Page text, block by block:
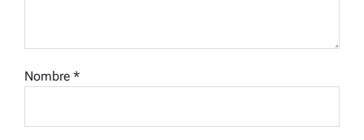
Nombre *